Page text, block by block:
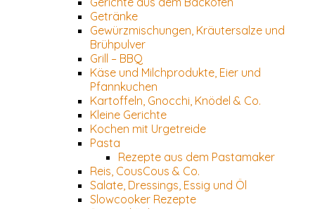
Getränke
Gewürzmischungen, Kräutersalze und
Brühpulver
Grill – BBQ
Käse und Milchprodukte, Eier und
Pfannkuchen
Kartoffeln, Gnocchi, Knödel & Co.
Kleine Gerichte
Kochen mit Urgetreide
Pasta
Rezepte aus dem Pastamaker
Reis, CousCous & Co.
Salate, Dressings, Essig und Öl
Slowcooker Rezepte